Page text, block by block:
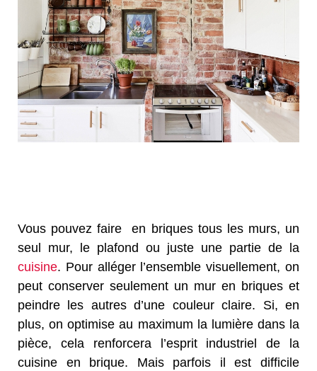
Vous pouvez faire en briques tous les murs, un
seul mur, le plafond ou juste une partie de la
cuisine. Pour alléger l’ensemble visuellement, on
peut conserver seulement un mur en briques et
peindre les autres d’une couleur claire. Si, en
plus, on optimise au maximum la lumière dans la
pièce, cela renforcera l’esprit industriel de la
cuisine en brique. Mais parfois il est difficile